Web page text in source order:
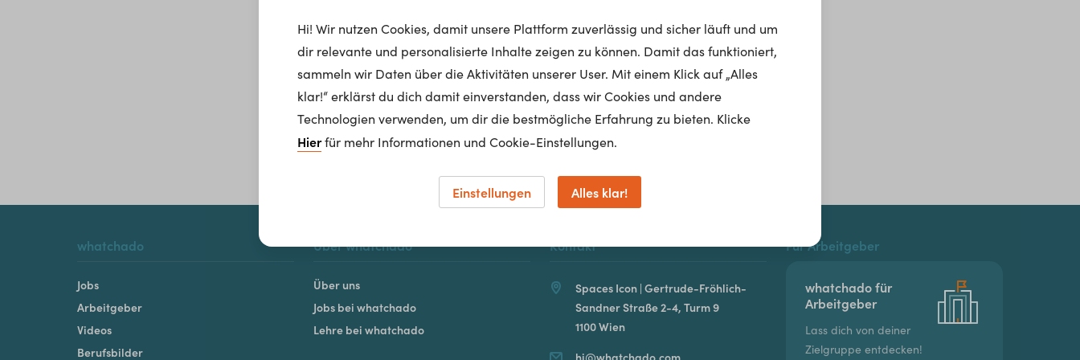
Homepage
whatchado
Jobs
Arbeitgeber
Videos
Berufsbilder
Über whatchado
Über uns
Jobs bei whatchado
Lehre bei whatchado
Kontakt
Spaces Icon | Gertrude-Fröhlich-
Sandner Straße 2-4, Turm 9
1100 Wien
hi@whatchado.com
Für Arbeitgeber
whatchado für
Arbeitgeber
Lass dich von deiner
Zielgruppe entdecken!
Hi! Wir nutzen Cookies, damit unsere Plattform zuverlässig und sicher läuft und um
dir relevante und personalisierte Inhalte zeigen zu können. Damit das funktioniert,
sammeln wir Daten über die Aktivitäten unserer User. Mit einem Klick auf „Alles
klar!“ erklärst du dich damit einverstanden, dass wir Cookies und andere
Technologien verwenden, um dir die bestmögliche Erfahrung zu bieten. Klicke
Hierfür mehr Informationen und Cookie-Einstellungen.
Einstellungen Alles klar!